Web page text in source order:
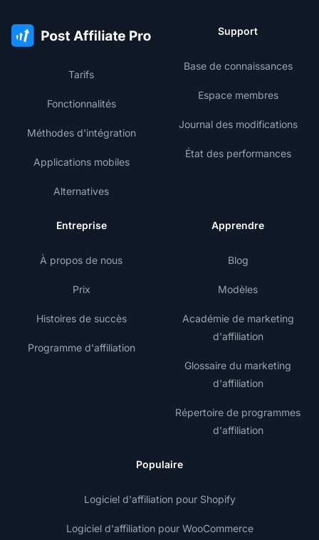
Tarifs
Fonctionnalités
Méthodes d'intégration
Applications mobiles
Alternatives
Support
Base de connaissances
Espace membres
Journal des modifications
État des performances
Entreprise
À propos de nous
Prix
Histoires de succès
Programme d'affiliation
Apprendre
Blog
Modèles
Académie de marketing
d'affiliation
Glossaire du marketing
d'affiliation
Répertoire de programmes
d'affiliation
Populaire
Logiciel d'affiliation pour Shopify
Logiciel d'affiliation pour WooCommerce